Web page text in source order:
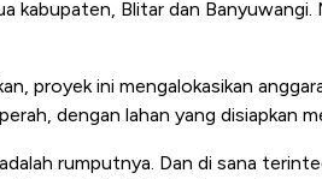
kabupaten, Blitar dan Banyuwangi.
proyek ini mengalokasikan
dengan lahan yang disiapkan
rumputnya. Dan di sana